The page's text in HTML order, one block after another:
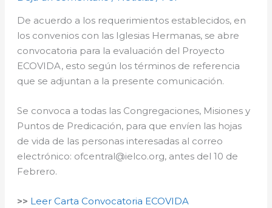
De acuerdo a los requerimientos establecidos, en
los convenios con las Iglesias Hermanas, se abre
convocatoria para la evaluación del Proyecto
ECOVIDA, esto según los términos de referencia
que se adjuntan a la presente comunicación.
Se convoca a todas las Congregaciones, Misiones y
Puntos de Predicación, para que envíen las hojas
de vida de las personas interesadas al correo
electrónico: ofcentral@ielco.org, antes del 10 de
Febrero.
>> Leer Carta Convocatoria ECOVIDA